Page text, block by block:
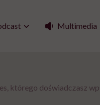
Multimedia
którego doświadczasz